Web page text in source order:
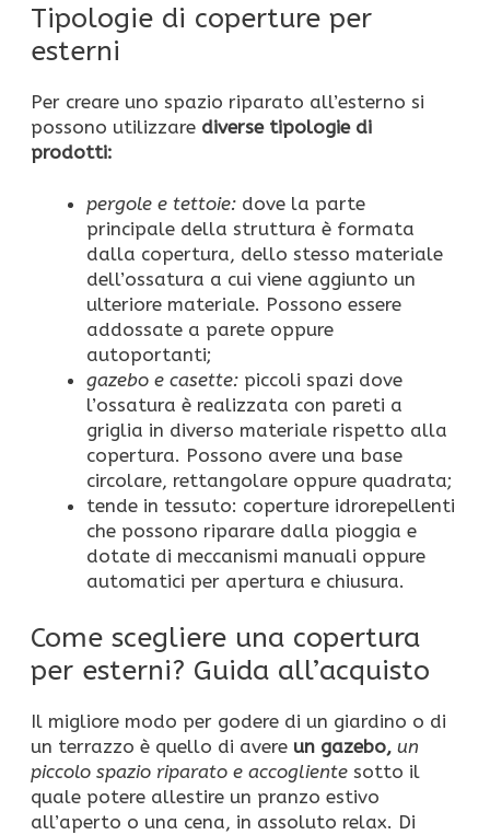
Tipologie di coperture per
esterni
Per creare uno spazio riparato all’esterno si
possono utilizzare diverse tipologie di
prodotti:
pergole e tettoie: dove la parte
principale della struttura è formata
dalla copertura, dello stesso materiale
dell’ossatura a cui viene aggiunto un
ulteriore materiale. Possono essere
addossate a parete oppure
autoportanti;
gazebo e casette: piccoli spazi dove
l’ossatura è realizzata con pareti a
griglia in diverso materiale rispetto alla
copertura. Possono avere una base
circolare, rettangolare oppure quadrata;
tende in tessuto: coperture idrorepellenti
che possono riparare dalla pioggia e
dotate di meccanismi manuali oppure
automatici per apertura e chiusura.
Come scegliere una copertura
per esterni? Guida all’acquisto
Il migliore modo per godere di un giardino o di
un terrazzo è quello di avere un gazebo, un
piccolo spazio riparato e accogliente sotto il
quale potere allestire un pranzo estivo
all’aperto o una cena, in assoluto relax. Di